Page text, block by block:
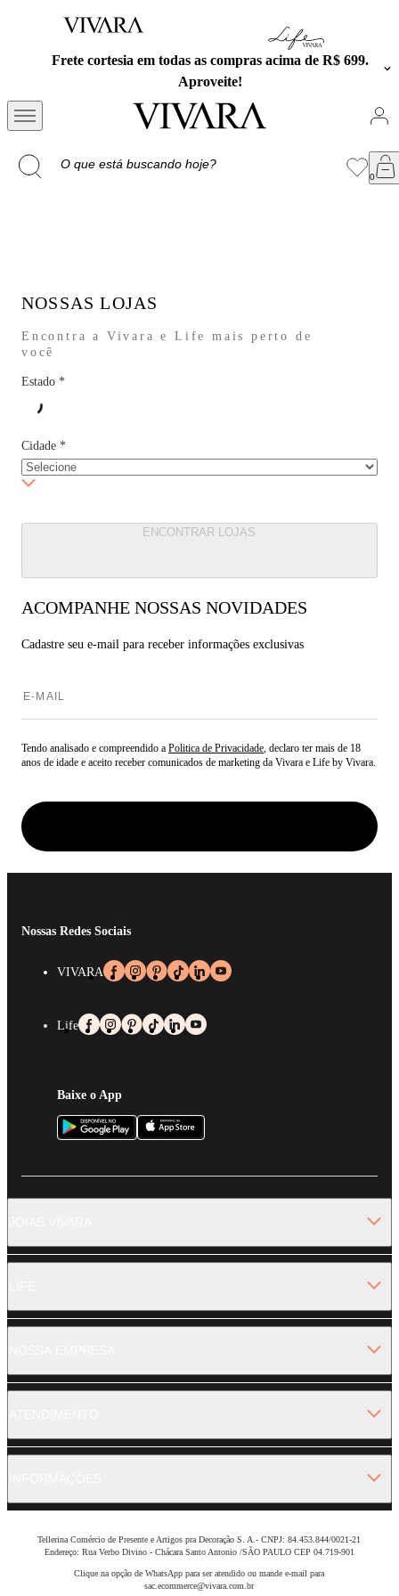
Frete cortesia em todas as compras acima de R$ 699.
Aproveite!
NOSSAS LOJAS
Encontra a Vivara e Life mais perto de
você
Estado *
Cidade *
ENCONTRAR LOJAS
ACOMPANHE NOSSAS NOVIDADES
Cadastre seu e-mail para receber informações exclusivas
Tendo analisado e compreendido a Politica de Privacidade, declaro ter mais de 18
anos de idade e aceito receber comunicados de marketing da Vivara e Life by Vivara.
Nossas Redes Sociais
VIVARA
Life
Baixe o App
Tellerina Comércio de Presente e Artigos pra Decoração S. A.- CNPJ: 84.453.844/0021-21
Endereço: Rua Verbo Divino - Chácara Santo Antonio /SÃO PAULO CEP 04.719-901
Clique na opção de WhatsApp para ser atendido ou mande e-mail para
sac.ecommerce@vivara.com.br